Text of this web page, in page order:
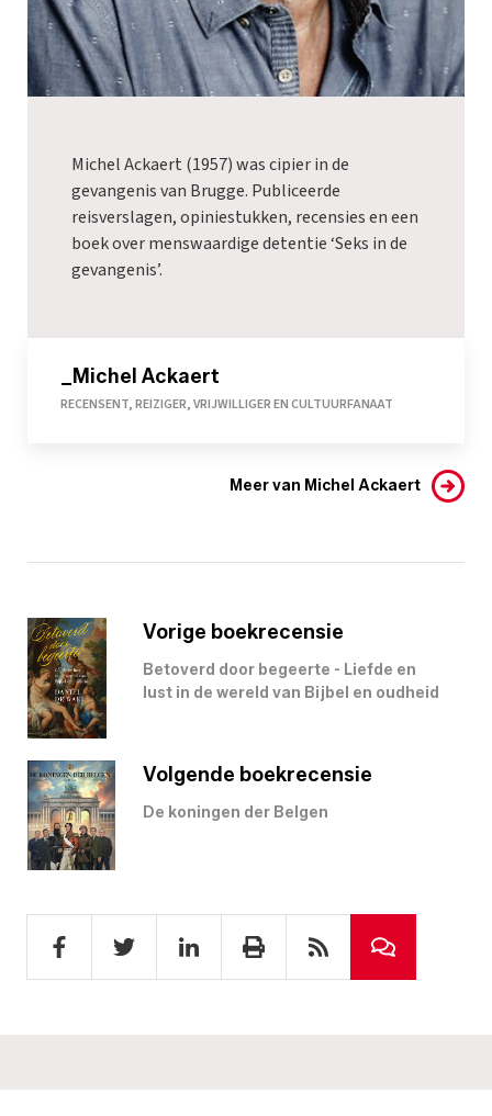
Michel Ackaert (1957) was cipier in de
gevangenis van Brugge. Publiceerde
reisverslagen, opiniestukken, recensies en een
boek over menswaardige detentie ‘Seks in de
gevangenis’.
_Michel Ackaert
RECENSENT, REIZIGER, VRIJWILLIGER EN CULTUURFANAAT
Meer van Michel Ackaert
Vorige boekrecensie
Betoverd door begeerte - Liefde en
lust in de wereld van Bijbel en oudheid
Volgende boekrecensie
De koningen der Belgen